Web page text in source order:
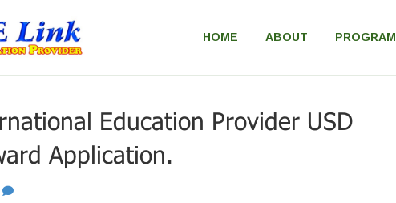
HOME ABOUT PROGRAM
Education Provider USD
Application.